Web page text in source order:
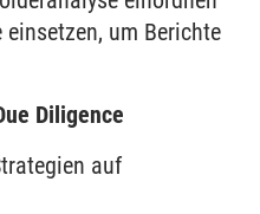
um Berichte
Diligence
auf